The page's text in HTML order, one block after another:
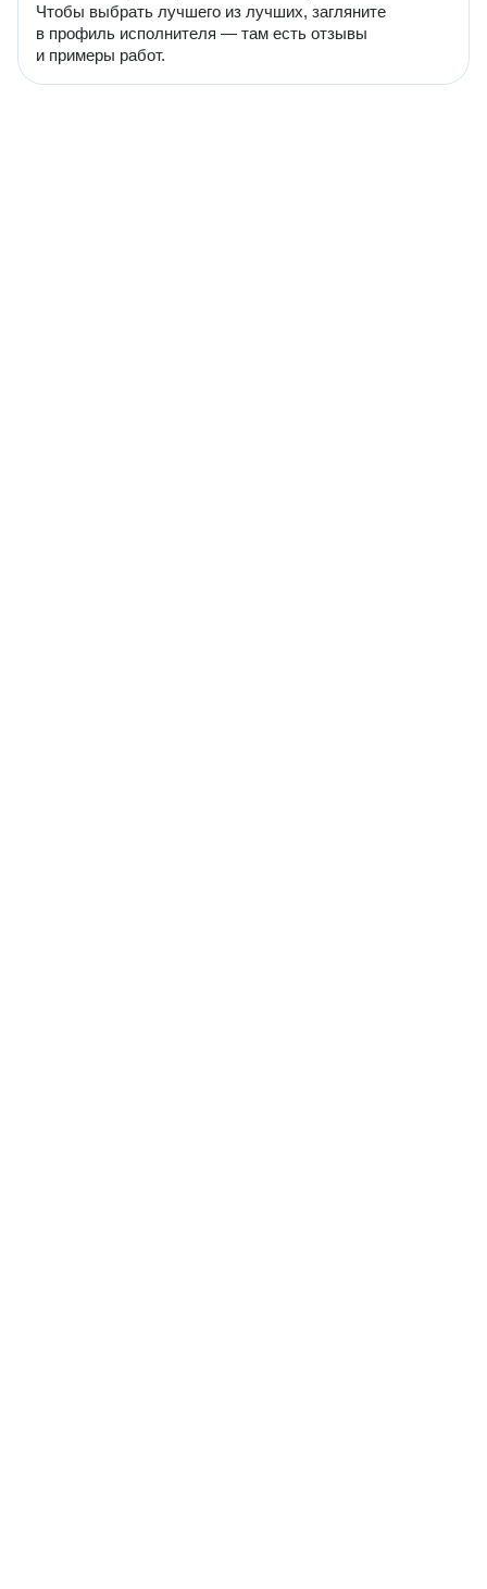
Чтобы выбрать лучшего из лучших, загляните
в профиль исполнителя — там есть отзывы
и примеры работ.